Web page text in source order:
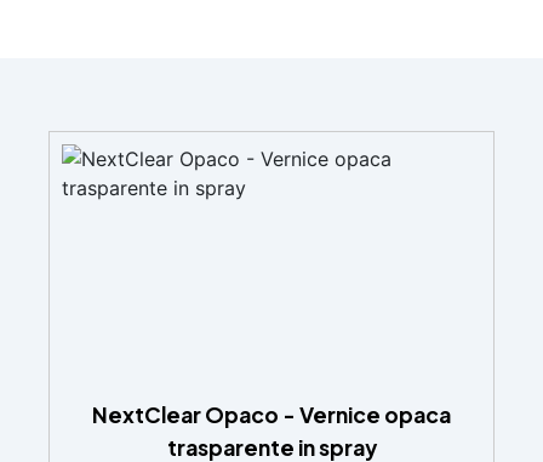
NextClear Opaco - Vernice opaca
trasparente in spray